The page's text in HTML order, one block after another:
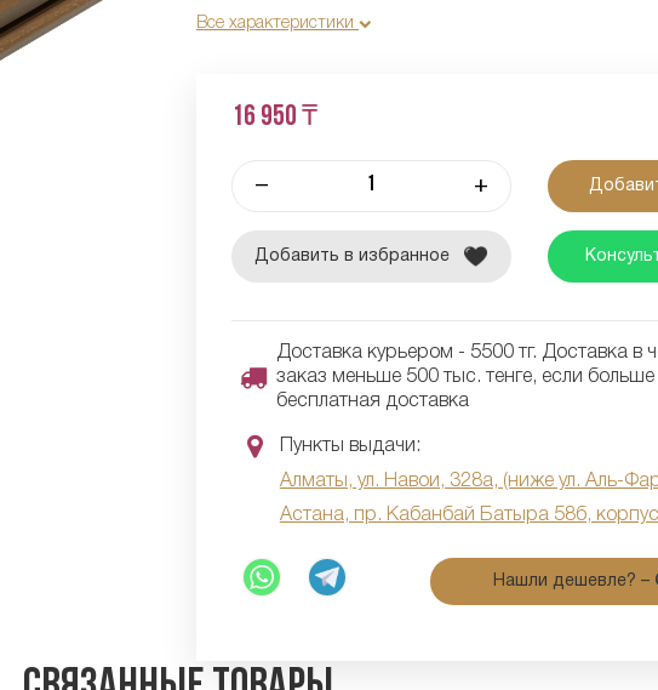
Все характеристики
16 950 ₸
– +
Добавить в избранное
Доставка курьером - 5500 тг. Доставка в
заказ меньше 500 тыс. тенге, если
бесплатная доставка
Пункты выдачи:
Алматы, ул. Навои, 328а, (ниже ул. Аль-
Астана, пр. Кабанбай Батыра 58б,
Нашли дешевле? –